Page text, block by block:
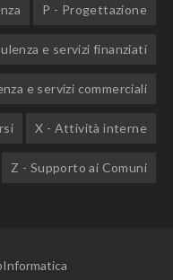
P - Progettazione
e servizi finanziati
e servizi commerciali
X - Attività interne
Z - Supporto ai Comuni